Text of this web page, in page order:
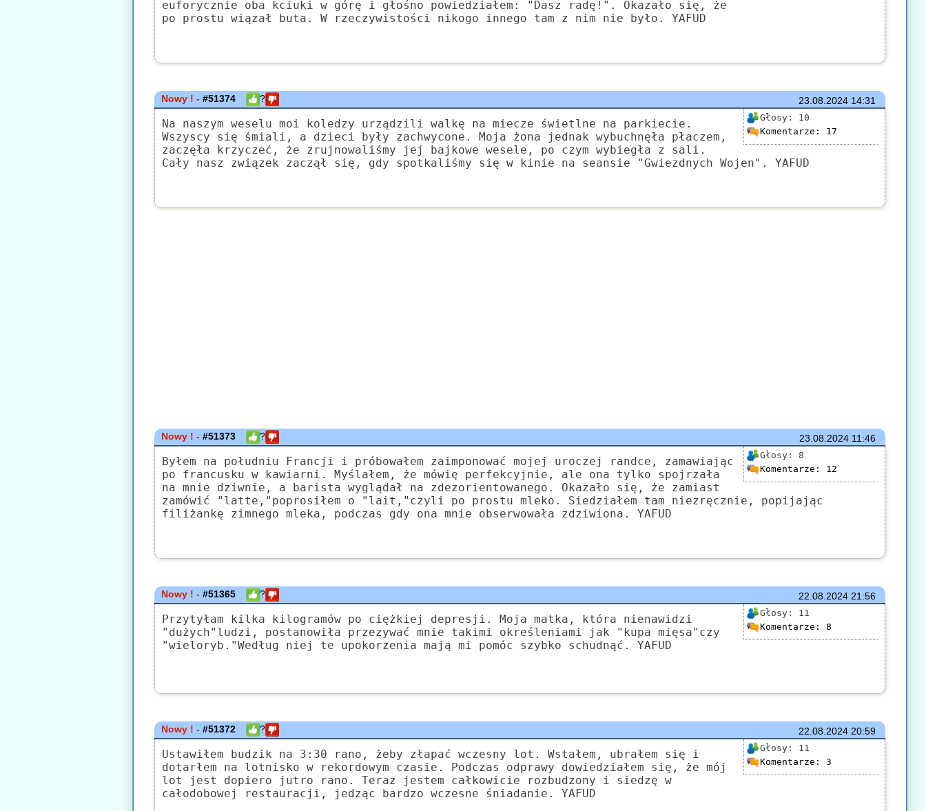
euforycznie oba kciuki w górę i głośno powiedziałem: "Dasz radę!". Okazało się, że
po prostu wiązał buta. W rzeczywistości nikogo innego tam z nim nie było. YAFUD
23.08.202414:31
Nowy ! -#51374 ?
Głosy: 10
Komentarze: 17
Na naszym weselu moi koledzy urządzili walkę na miecze świetlne na parkiecie.
Wszyscy się śmiali, a dzieci były zachwycone. Moja żona jednak wybuchnęła płaczem,
zaczęła krzyczeć, że zrujnowaliśmy jej bajkowe wesele, po czym wybiegła z sali.
Cały nasz związek zaczął się, gdy spotkaliśmy się w kinie na seansie "Gwiezdnych Wojen". YAFUD
23.08.202411:46
Nowy ! -#51373 ?
Głosy: 8
Komentarze: 12
Byłem na południu Francji i próbowałem zaimponować mojej uroczej randce, zamawiając
po francusku w kawiarni. Myślałem, że mówię perfekcyjnie, ale ona tylko spojrzała
na mnie dziwnie, a barista wyglądał na zdezorientowanego. Okazało się, że zamiast
zamówić "latte,"poprosiłem o "lait,"czyli po prostu mleko. Siedziałem tam niezręcznie, popijając
filiżankę zimnego mleka, podczas gdy ona mnie obserwowała zdziwiona. YAFUD
22.08.202421:56
Nowy ! -#51365 ?
Głosy: 11
Komentarze: 8
Przytyłam kilka kilogramów po ciężkiej depresji. Moja matka, która nienawidzi
"dużych"ludzi, postanowiła przezywać mnie takimi określeniami jak "kupa mięsa"czy
"wieloryb."Według niej te upokorzenia mają mi pomóc szybko schudnąć. YAFUD
22.08.202420:59
Nowy ! -#51372 ?
Głosy: 11
Komentarze: 3
Ustawiłem budzik na 3:30 rano, żeby złapać wczesny lot. Wstałem, ubrałem się i
dotarłem na lotnisko w rekordowym czasie. Podczas odprawy dowiedziałem się, że mój
lot jest dopiero jutro rano. Teraz jestem całkowicie rozbudzony i siedzę w
całodobowej restauracji, jedząc bardzo wczesne śniadanie. YAFUD